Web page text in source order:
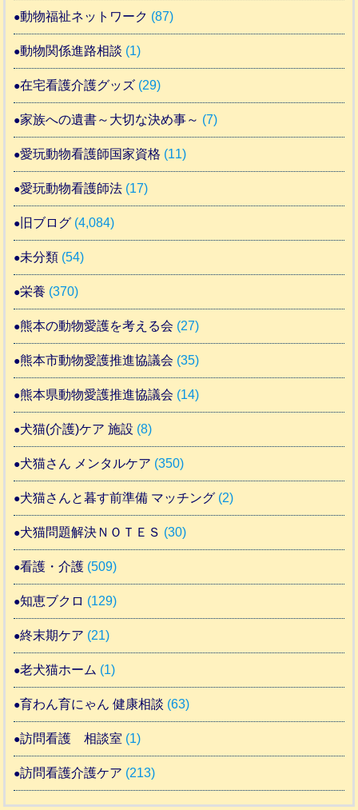
動物福祉ネットワーク (87)
動物関係進路相談 (1)
在宅看護介護グッズ (29)
家族への遺書～大切な決め事～ (7)
愛玩動物看護師国家資格 (11)
愛玩動物看護師法 (17)
旧ブログ (4,084)
未分類 (54)
栄養 (370)
熊本の動物愛護を考える会 (27)
熊本市動物愛護推進協議会 (35)
熊本県動物愛護推進協議会 (14)
犬猫(介護)ケア 施設 (8)
犬猫さん メンタルケア (350)
犬猫さんと暮す前準備 マッチング (2)
犬猫問題解決ＮＯＴＥＳ (30)
看護・介護 (509)
知恵ブクロ (129)
終末期ケア (21)
老犬猫ホーム (1)
育わん育にゃん 健康相談 (63)
訪問看護 相談室 (1)
訪問看護介護ケア (213)